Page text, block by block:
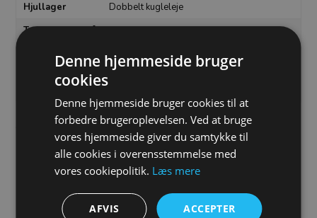
Hjullager
Dobbelt kugleleje
Temperaturområde- 20 to + 80°C
Hjulbana
Elastisk gummi
Hjulets
Artikelnummer:1-SHP57WC160BAF2D0N
Liknande produkter
Denne hjemmeside bruger
cookies
Denne hjemmeside bruger cookies til at
forbedre brugeroplevelsen. Ved at bruge
vores hjemmeside giver du samtykke til
alle cookies i overensstemmelse med
vores cookiepolitik. Læs mere
ACCEPTER
AFVIS